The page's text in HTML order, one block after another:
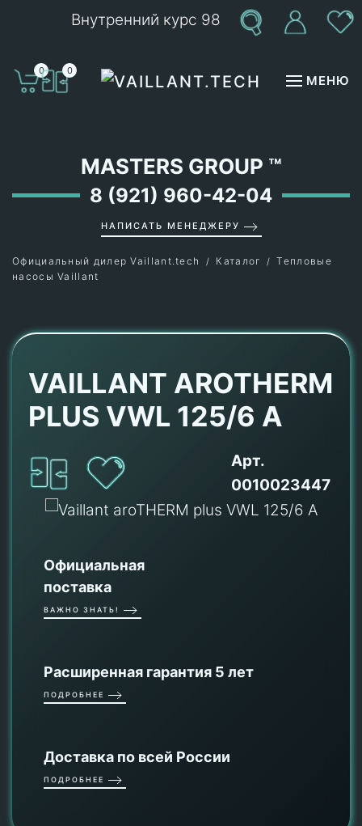
Внутренний курс 98
0 0
МЕНЮ
MASTERS GROUP ™
8 (921) 960-42-04
НАПИСАТЬ МЕНЕДЖЕРУ
Официальный дилер Vaillant.tech Каталог
Тепловые
насосы Vaillant
VAILLANT AROTHERM
PLUS VWL 125/6 A
Арт.
0010023447
Официальная
поставка
ВАЖНО ЗНАТЬ!
Расширенная гарантия 5 лет
ПОДРОБНЕЕ
Доставка по всей России
ПОДРОБНЕЕ